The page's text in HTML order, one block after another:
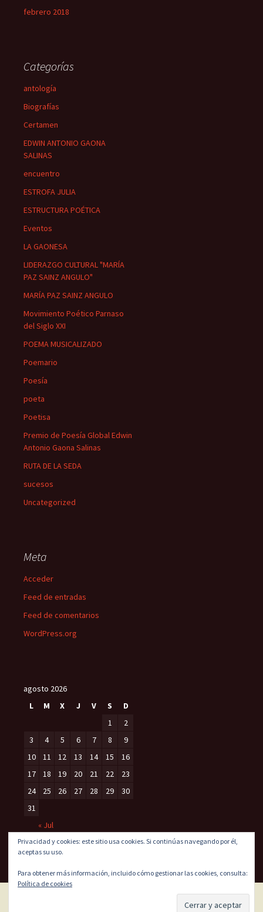
febrero 2018
Categorías
antología
Biografías
Certamen
EDWIN ANTONIO GAONA
SALINAS
encuentro
ESTROFA JULIA
ESTRUCTURA POÉTICA
Eventos
LA GAONESA
LIDERAZGO CULTURAL "MARÍA
PAZ SAINZ ANGULO"
MARÍA PAZ SAINZ ANGULO
Movimiento Poético Parnaso
del Siglo XXI
POEMA MUSICALIZADO
Poemario
Poesía
poeta
Poetisa
Premio de Poesía Global Edwin
Antonio Gaona Salinas
RUTA DE LA SEDA
sucesos
Uncategorized
Meta
Acceder
Feed de entradas
Feed de comentarios
WordPress.org
agosto 2026
L
M X J V S
D
1
2
3
4 5 6 7 8
9
10
11 12 13 14 15
16
17
18 19 20 21 22
23
24
25 26 27 28 29
30
31
« Jul
Privacidad y cookies: este sitio usa cookies. Si continúas navegando por él,
aceptas su uso.
Para obtener más información, incluido cómo gestionar las cookies, consulta:
Política de cookies